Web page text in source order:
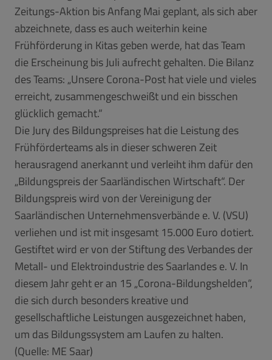
Zeitungs-Aktion bis Anfang Mai geplant, als sich aber
abzeichnete, dass es auch weiterhin keine
Frühförderung in Kitas geben werde, hat das Team
die Erscheinung bis Juli aufrecht gehalten. Die Bilanz
des Teams: „Unsere Corona-Post hat viele und vieles
erreicht, zusammengeschweißt und ein bisschen
glücklich gemacht.“
Die Jury des Bildungspreises hat die Leistung des
Frühförderteams als in dieser schweren Zeit
herausragend anerkannt und verleiht ihm dafür den
„Bildungspreis der Saarländischen Wirtschaft“. Der
Bildungspreis wird von der Vereinigung der
Saarländischen Unternehmensverbände e. V. (VSU)
verliehen und ist mit insgesamt 15.000 Euro dotiert.
Gestiftet wird er von der Stiftung des Verbandes der
Metall- und Elektroindustrie des Saarlandes e. V. In
diesem Jahr geht er an 15 „Corona-Bildungshelden“,
die sich durch besonders kreative und
gesellschaftliche Leistungen ausgezeichnet haben,
um das Bildungssystem am Laufen zu halten.
(Quelle: ME Saar)